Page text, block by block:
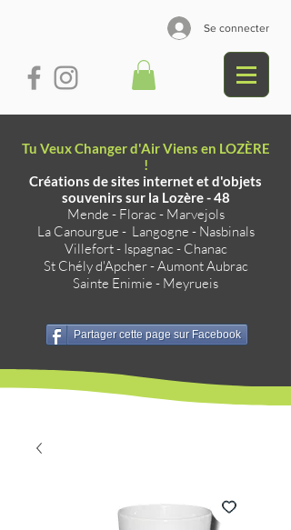
Se connecter
Tu Veux Changer d'Air Viens en LOZÈRE
!
Créations de sites internet et d'objets
souvenirs sur la Lozère - 48
Mende - Florac- Marvejols
La Canourgue - Langogne - Nasbinals
Villefort- Ispagnac- Chanac
St Chély d'Apcher-Aumont Aubrac
Sainte Enimie - Meyrueis
Partager cette page sur Facebook